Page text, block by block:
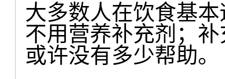
大多数人在饮食基
不用营养补充剂；
或许没有多少帮助。